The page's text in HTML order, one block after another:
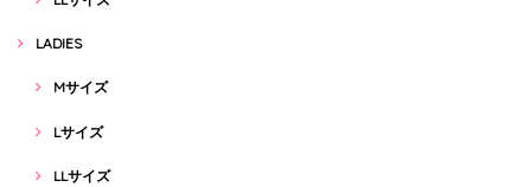
LADIES
Mサイズ
Lサイズ
LLサイズ